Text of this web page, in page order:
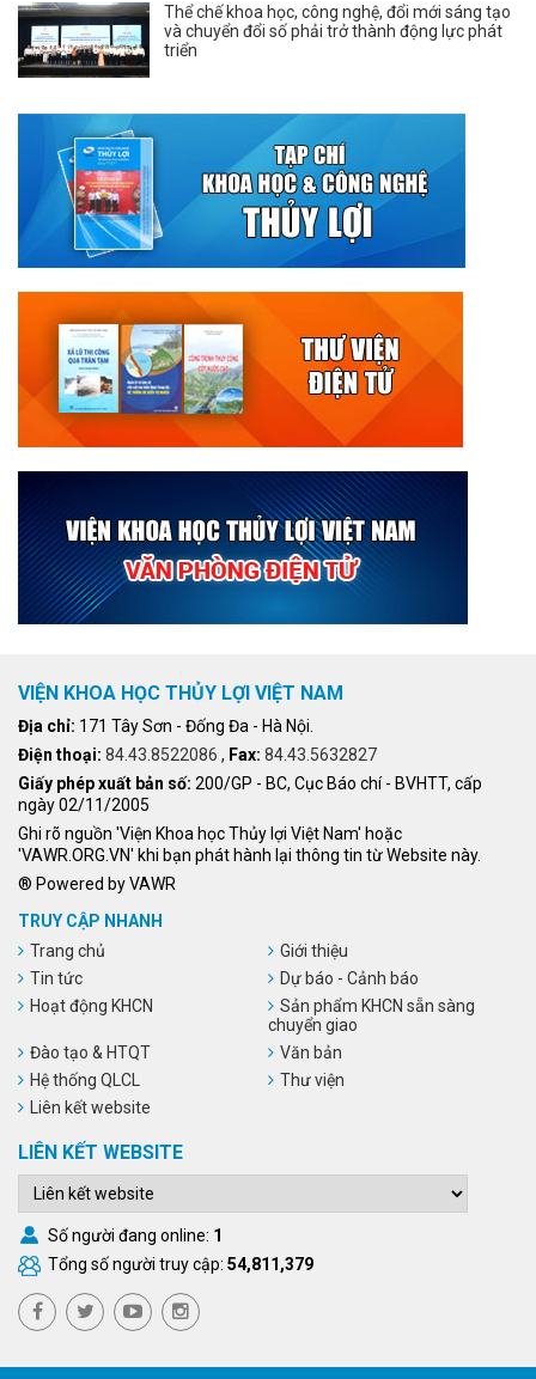
Thể chế khoa học, công nghệ, đổi mới sáng tạo
và chuyển đổi số phải trở thành động lực phát
triển
VIỆN KHOA HỌC THỦY LỢI VIỆT NAM
Địa chỉ: 171 Tây Sơn - Đống Đa - Hà Nội.
Điện thoại: 84.43.8522086 , Fax: 84.43.5632827
Giấy phép xuất bản số: 200/GP - BC, Cục Báo chí - BVHTT, cấp
ngày 02/11/2005
Ghi rõ nguồn 'Viện Khoa học Thủy lợi Việt Nam' hoặc
'VAWR.ORG.VN' khi bạn phát hành lại thông tin từ Website này.
® Powered by VAWR
TRUY CẬP NHANH
Trang chủ
Giới thiệu
Tin tức
Dự báo - Cảnh báo
Hoạt động KHCN
Sản phẩm KHCN sẵn sàng
chuyển giao
Đào tạo & HTQT
Văn bản
Hệ thống QLCL
Thư viện
Liên kết website
LIÊN KẾT WEBSITE
Số người đang online: 1
Tổng số người truy cập: 54,811,379